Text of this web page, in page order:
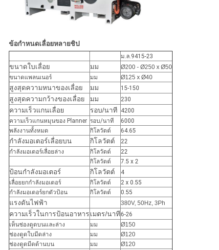
ข้อกำหนดเลื่อยหลายชิป
ม.ล.9415-23
ขนาดใบเลื่อย มม
Ø200 - Ø250 x Ø50
ขนาดแพลนเนอร์
มม Ø125 x Ø40
สูงสุดความหนาของเลื่อย มม 15-150
สูงสุดความกว้างของเลื่อย มม 230
ความเร็วแกนเลื่อย รอบ/นาที 4200
ความเร็วแกนหมุนของ Planner รอบ/นาที
6000
พลังงานทั้งหมด
กิโลวัตต์ 64.65
กำลังมอเตอร์เลื่อยบน กิโลวัตต์
22
กำลังมอเตอร์เลื่อยล่าง
กิโลวัตต์
22
กิโลวัตต์
7.5 x 2
ป้อนกำลังมอเตอร์ กิโลวัตต์
4
เลื่อยยกกำลังมอเตอร์
กิโลวัตต์
2 x 0.55
กำลังมอเตอร์ยกตัวป้อน
กิโลวัตต์ 0.55
แรงดันไฟฟ้า 380V, 50Hz, 3Ph
ความเร็วในการป้อนอาหารเมตร/นาที6-26
เห็นช่องดูดบนและล่าง
มม
Ø150
ช่องดูดใบมีดล่าง
มม
Ø120
ช่องดูดมีดด้านบน
มม Ø120